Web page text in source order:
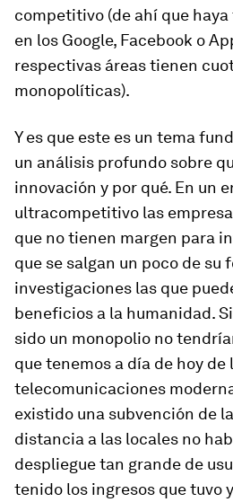
competitivo (de ahí que
en los Google, Facebook o
respectivas áreas tienen
monopolíticas).
Y es que este es un tema
un análisis profundo sobre
innovación y por qué. En un
ultracompetitivo las
que no tienen margen para
que se salgan un poco de su
investigaciones las que
beneficios a la humanidad.
sido un monopolio no
que tenemos a día de hoy de
telecomunicaciones
existido una subvención de
distancia a las locales no
despliegue tan grande de
tenido los ingresos que tuvo